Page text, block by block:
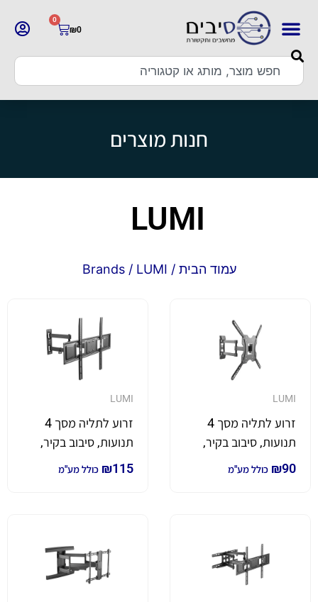
₪0
0
חנות מוצרים
LUMI
עמוד הבית / Brands / LUMI
LUMI
זרוע לתליה מסך 4
תנועות, סיבוב בקיר,
קיפול, סיבוב במסך
₪90 כולל מע"מ
LUMI
זרוע לתליה מסך 4
תנועות, סיבוב בקיר,
קיפול, סיבוב במסך
₪115 כולל מע"מ